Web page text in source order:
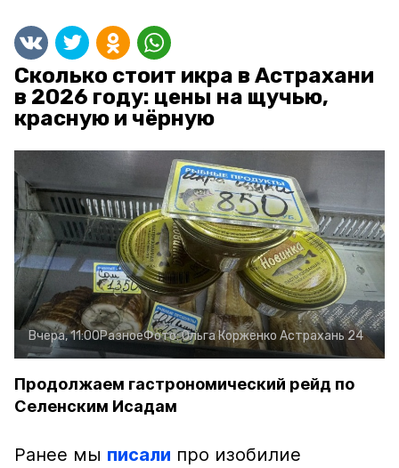
Сколько стоит икра в Астрахани
в 2026 году: цены на щучью,
красную и чёрную
Вчера, 11:00РазноеФото:Ольга Корженко Астрахань 24
Продолжаем гастрономический рейд по
Селенским Исадам
Ранее мы писали про изобилие